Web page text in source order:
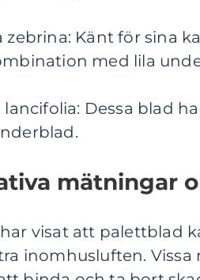
zebrina: Känt för sina
med lila
lancifolia: Dessa blad
mätningar
visat att palettblad
inomhusluften.